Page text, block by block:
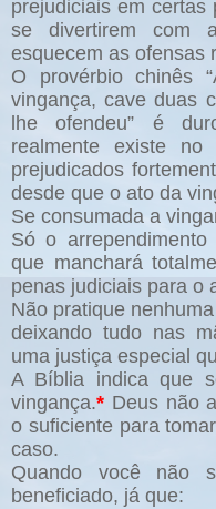
prejudiciais em
se divertirem com
esquecem as ofensas
O provérbio chinês
vingança, cave duas
lhe ofendeu” é
realmente existe
prejudicados
desde que o ato da
Se consumada a
Só o
que manchará
penas judiciais para o
Não pratique
deixando tudo nas
uma justiça especial
A Bíblia indica que
vingança.* Deus não
o suficiente para
caso.
Quando você não
beneficiado, já que: